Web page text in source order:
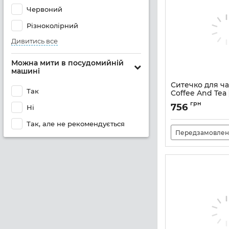
Червоний
Різноколірний
Дивитись все
Можна мити в посудомийній
машині
Так
Ні
Так, але не рекомендується
Ситечко для
Coffee And Tea
| сріблястий
Артикул:
756 грн